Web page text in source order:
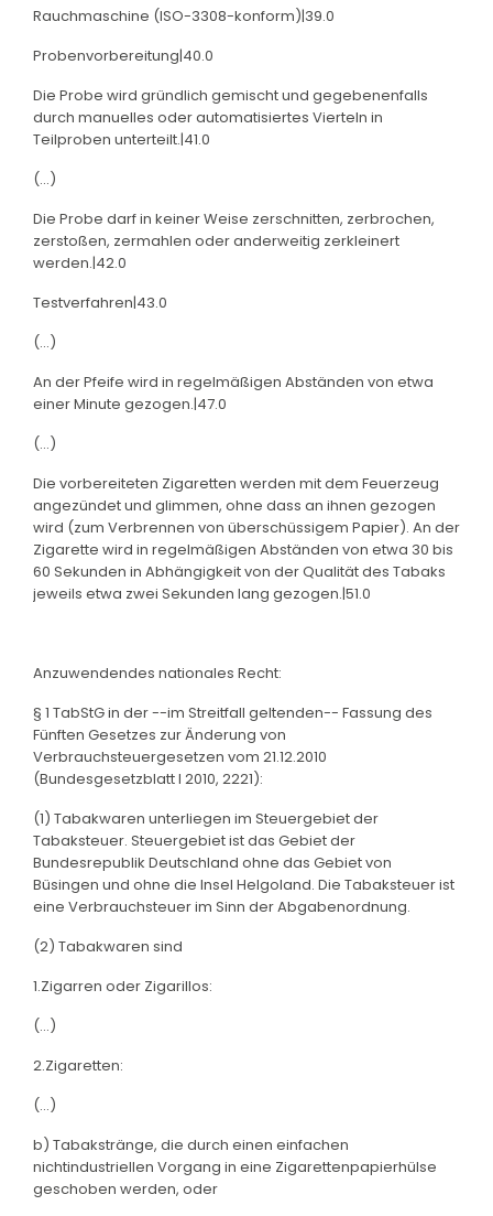
Rauchmaschine (ISO-3308-konform)|39.0
Probenvorbereitung|40.0
Die Probe wird gründlich gemischt und gegebenenfalls
durch manuelles oder automatisiertes Vierteln in
Teilproben unterteilt.|41.0
(...)
Die Probe darf in keiner Weise zerschnitten, zerbrochen,
zerstoßen, zermahlen oder anderweitig zerkleinert
werden.|42.0
Testverfahren|43.0
(...)
An der Pfeife wird in regelmäßigen Abständen von etwa
einer Minute gezogen.|47.0
(...)
Die vorbereiteten Zigaretten werden mit dem Feuerzeug
angezündet und glimmen, ohne dass an ihnen gezogen
wird (zum Verbrennen von überschüssigem Papier). An der
Zigarette wird in regelmäßigen Abständen von etwa 30 bis
60 Sekunden in Abhängigkeit von der Qualität des Tabaks
jeweils etwa zwei Sekunden lang gezogen.|51.0
Anzuwendendes nationales Recht:
§ 1 TabStG in der --im Streitfall geltenden-- Fassung des
Fünften Gesetzes zur Änderung von
Verbrauchsteuergesetzen vom 21.12.2010
(Bundesgesetzblatt I 2010, 2221):
(1) Tabakwaren unterliegen im Steuergebiet der
Tabaksteuer. Steuergebiet ist das Gebiet der
Bundesrepublik Deutschland ohne das Gebiet von
Büsingen und ohne die Insel Helgoland. Die Tabaksteuer ist
eine Verbrauchsteuer im Sinn der Abgabenordnung.
(2) Tabakwaren sind
1.Zigarren oder Zigarillos:
(...)
2.Zigaretten:
(...)
b) Tabakstränge, die durch einen einfachen
nichtindustriellen Vorgang in eine Zigarettenpapierhülse
geschoben werden, oder